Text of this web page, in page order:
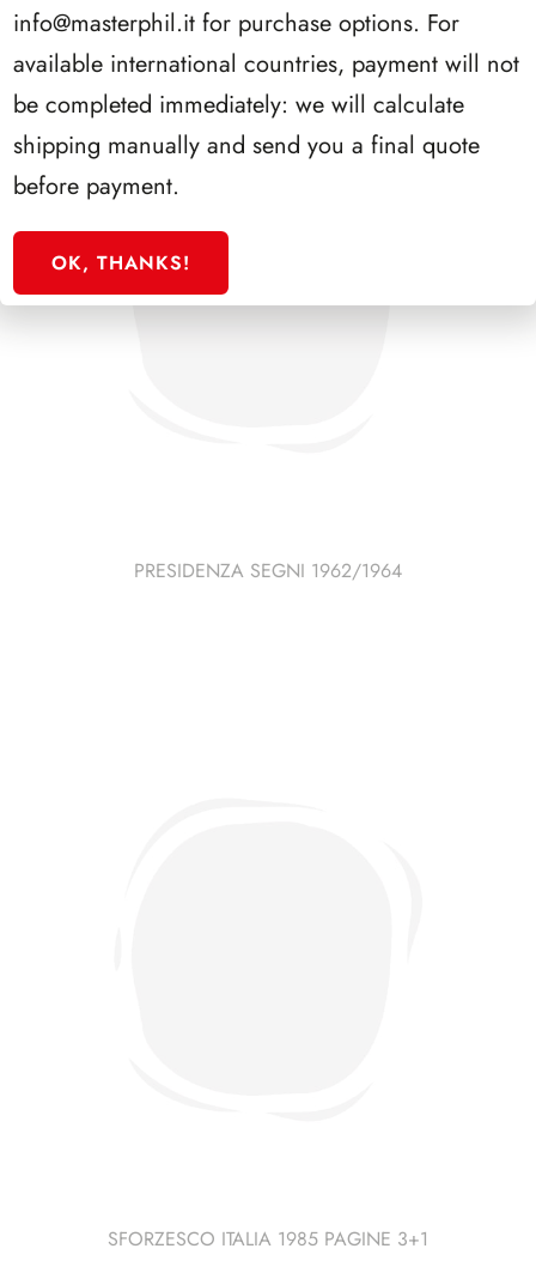
PRESIDENZA SEGNI 1962/1964
SFORZESCO ITALIA 1985 PAGINE 3+1
info@masterphil.it for purchase options. For
available international countries, payment will not
be completed immediately: we will calculate
shipping manually and send you a final quote
before payment.
OK, THANKS!